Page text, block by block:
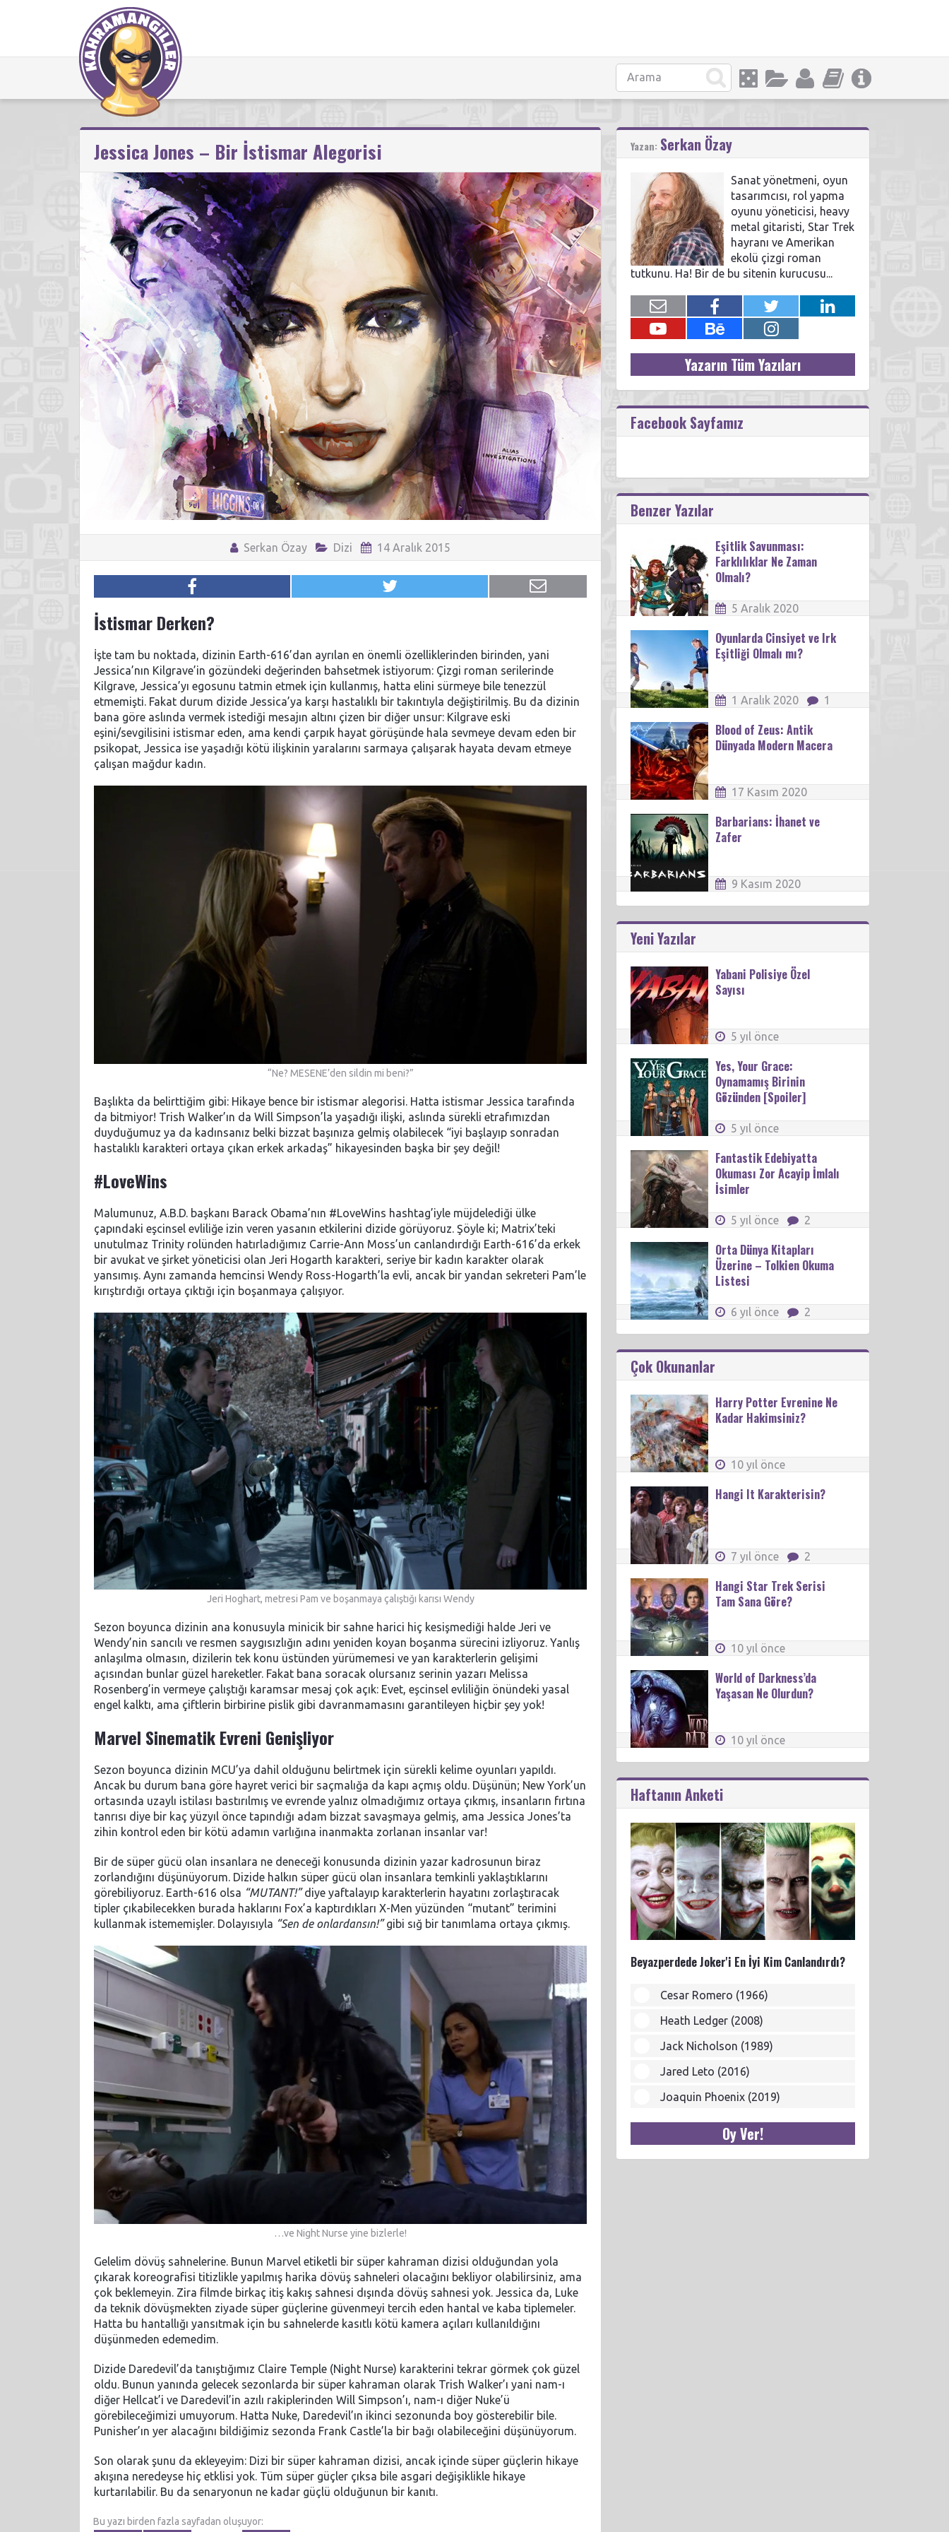
Jessica Jones – Bir İstismar Alegorisi
Serkan Özay Dizi 14 Aralık 2015
İstismar Derken?
İşte tam bu noktada, dizinin Earth-616’dan ayrılan en önemli özelliklerinden birinden, yani
Jessica’nın Kilgrave’in gözündeki değerinden bahsetmek istiyorum: Çizgi roman serilerinde
Kilgrave, Jessica’yı egosunu tatmin etmek için kullanmış, hatta elini sürmeye bile tenezzül
etmemişti. Fakat durum dizide Jessica’ya karşı hastalıklı bir takıntıyla değiştirilmiş. Bu da dizinin
bana göre aslında vermek istediği mesajın altını çizen bir diğer unsur: Kilgrave eski
eşini/sevgilisini istismar eden, ama kendi çarpık hayat görüşünde hala sevmeye devam eden bir
psikopat, Jessica ise yaşadığı kötü ilişkinin yaralarını sarmaya çalışarak hayata devam etmeye
çalışan mağdur kadın.
“Ne? MESENE’den sildin mi beni?”
Başlıkta da belirttiğim gibi: Hikaye bence bir istismar alegorisi. Hatta istismar Jessica tarafında
da bitmiyor! Trish Walker’ın da Will Simpson’la yaşadığı ilişki, aslında sürekli etrafımızdan
duyduğumuz ya da kadınsanız belki bizzat başınıza gelmiş olabilecek “iyi başlayıp sonradan
hastalıklı karakteri ortaya çıkan erkek arkadaş” hikayesinden başka bir şey değil!
#LoveWins
Malumunuz, A.B.D. başkanı Barack Obama’nın #LoveWins hashtag’iyle müjdelediği ülke
çapındaki eşcinsel evliliğe izin veren yasanın etkilerini dizide görüyoruz. Şöyle ki; Matrix’teki
unutulmaz Trinity rolünden hatırladığımız Carrie-Ann Moss’un canlandırdığı Earth-616’da erkek
bir avukat ve şirket yöneticisi olan Jeri Hogarth karakteri, seriye bir kadın karakter olarak
yansımış. Aynı zamanda hemcinsi Wendy Ross-Hogarth’la evli, ancak bir yandan sekreteri Pam’le
kırıştırdığı ortaya çıktığı için boşanmaya çalışıyor.
Jeri Hoghart, metresi Pam ve boşanmaya çalıştığı karısı Wendy
Sezon boyunca dizinin ana konusuyla minicik bir sahne harici hiç kesişmediği halde Jeri ve
Wendy’nin sancılı ve resmen saygısızlığın adını yeniden koyan boşanma sürecini izliyoruz. Yanlış
anlaşılma olmasın, dizilerin tek konu üstünden yürümemesi ve yan karakterlerin gelişimi
açısından bunlar güzel hareketler. Fakat bana soracak olursanız serinin yazarı Melissa
Rosenberg’in vermeye çalıştığı karamsar mesaj çok açık: Evet, eşcinsel evliliğin önündeki yasal
engel kalktı, ama çiftlerin birbirine pislik gibi davranmamasını garantileyen hiçbir şey yok!
Marvel Sinematik Evreni Genişliyor
Sezon boyunca dizinin MCU’ya dahil olduğunu belirtmek için sürekli kelime oyunları yapıldı.
Ancak bu durum bana göre hayret verici bir saçmalığa da kapı açmış oldu. Düşünün; New York’un
ortasında uzaylı istilası bastırılmış ve evrende yalnız olmadığımız ortaya çıkmış, insanların fırtına
tanrısı diye bir kaç yüzyıl önce tapındığı adam bizzat savaşmaya gelmiş, ama Jessica Jones’ta
zihin kontrol eden bir kötü adamın varlığına inanmakta zorlanan insanlar var!
Bir de süper gücü olan insanlara ne deneceği konusunda dizinin yazar kadrosunun biraz
zorlandığını düşünüyorum. Dizide halkın süper gücü olan insanlara temkinli yaklaştıklarını
görebiliyoruz. Earth-616 olsa “MUTANT!”diye yaftalayıp karakterlerin hayatını zorlaştıracak
tipler çıkabilecekken burada haklarını Fox’a kaptırdıkları X-Men yüzünden “mutant” terimini
kullanmak istememişler. Dolayısıyla “Sen de onlardansın!”gibi sığ bir tanımlama ortaya çıkmış.
…ve Night Nurse yine bizlerle!
Gelelim dövüş sahnelerine. Bunun Marvel etiketli bir süper kahraman dizisi olduğundan yola
çıkarak koreografisi titizlikle yapılmış harika dövüş sahneleri olacağını bekliyor olabilirsiniz, ama
çok beklemeyin. Zira filmde birkaç itiş kakış sahnesi dışında dövüş sahnesi yok. Jessica da, Luke
da teknik dövüşmekten ziyade süper güçlerine güvenmeyi tercih eden hantal ve kaba tiplemeler.
Hatta bu hantallığı yansıtmak için bu sahnelerde kasıtlı kötü kamera açıları kullanıldığını
düşünmeden edemedim.
Dizide Daredevil’da tanıştığımız Claire Temple (Night Nurse) karakterini tekrar görmek çok güzel
oldu. Bunun yanında gelecek sezonlarda bir süper kahraman olarak Trish Walker’ı yani nam-ı
diğer Hellcat’i ve Daredevil’in azılı rakiplerinden Will Simpson’ı, nam-ı diğer Nuke’ü
görebileceğimizi umuyorum. Hatta Nuke, Daredevil’ın ikinci sezonunda boy gösterebilir bile.
Punisher’ın yer alacağını bildiğimiz sezonda Frank Castle’la bir bağı olabileceğini düşünüyorum.
Son olarak şunu da ekleyeyim: Dizi bir süper kahraman dizisi, ancak içinde süper güçlerin hikaye
akışına neredeyse hiç etklisi yok. Tüm süper güçler çıksa bile asgari değişiklikle hikaye
kurtarılabilir. Bu da senaryonun ne kadar güçlü olduğunun bir kanıtı.
Bu yazı birden fazla sayfadan oluşuyor:
Yazan: Serkan Özay
Sanat yönetmeni, oyun
tasarımcısı, rol yapma
oyunu yöneticisi, heavy
metal gitaristi, Star Trek
hayranı ve Amerikan
ekolü çizgi roman
tutkunu. Ha! Bir de bu sitenin kurucusu...
Yazarın Tüm Yazıları
Facebook Sayfamız
Benzer Yazılar
Eşitlik Savunması:
Farklılıklar Ne Zaman
Olmalı?
5 Aralık 2020
Oyunlarda Cinsiyet ve Irk
Eşitliği Olmalı mı?
1 Aralık 2020 1
Blood of Zeus: Antik
Dünyada Modern Macera
17 Kasım 2020
Barbarians: İhanet ve
Zafer
9 Kasım 2020
Yeni Yazılar
Yabani Polisiye Özel
Sayısı
5 yıl önce
Yes, Your Grace:
Oynamamış Birinin
Gözünden [Spoiler]
5 yıl önce
Fantastik Edebiyatta
Okuması Zor Acayip İmlalı
İsimler
5 yıl önce 2
Orta Dünya Kitapları
Üzerine – Tolkien Okuma
Listesi
6 yıl önce 2
Çok Okunanlar
Harry Potter Evrenine Ne
Kadar Hakimsiniz?
10 yıl önce
Hangi It Karakterisin?
7 yıl önce 2
Hangi Star Trek Serisi
Tam Sana Göre?
10 yıl önce
World of Darkness’da
Yaşasan Ne Olurdun?
10 yıl önce
Haftanın Anketi
Beyazperdede Joker'i En İyi Kim Canlandırdı?
Cesar Romero (1966)
Heath Ledger (2008)
Jack Nicholson (1989)
Jared Leto (2016)
Joaquin Phoenix (2019)
Oy Ver!